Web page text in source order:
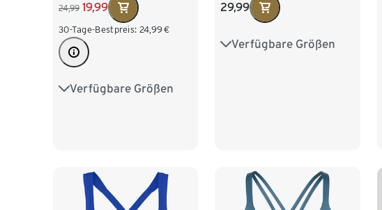
24,99 19,99
30-Tage-Bestpreis: 24,99€
Verfügbare Größen
XS 32/34 S 36/38
29,99
Verfügbare Größen
S 36/38 M 40/42